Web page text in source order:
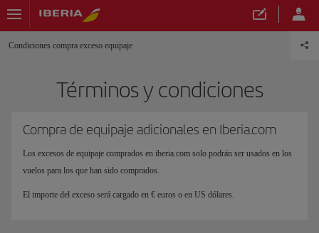
Condiciones compra exceso equipaje
Términos y condiciones
Compra de equipaje adicionales en Iberia.com
Los excesos de equipaje comprados en iberia.com solo podrán ser usados en los
vuelos para los que han sido comprados.
El importe del exceso será cargado en € euros o en US dólares.